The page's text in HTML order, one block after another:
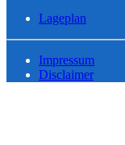
Lageplan
Impressum
Disclaimer